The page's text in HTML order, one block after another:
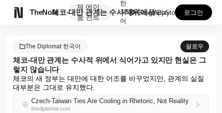
TheNote
제
품
에이
전트
체코-대만 관계는 수사적 위에서 식어가고 있지만 현실은...
한
국
어
GooglePlay
AppStore 로그인
The Diplomat 한국어 팔로우
체코-대만 관계는 수사적 위에서 식어가고 있지만 현실은 그
렇지 않습니다
체코의 새 정부는 대만에 대한 어조를 바꾸었지만, 관계의 실질
대부분은 그대로 유지했다.
Czech-Taiwan Ties Are Cooling in Rhetoric, Not Reality
thediplomat.com